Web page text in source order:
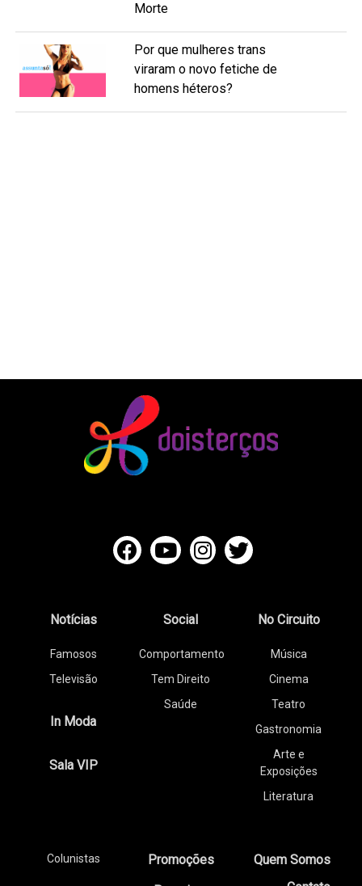
Morte
Por que mulheres trans
viraram o novo fetiche de
homens héteros?
Notícias
Famosos
Televisão
In Moda
Sala VIP
Social
Comportamento
Tem Direito
Saúde
No Circuito
Música
Cinema
Teatro
Gastronomia
Arte e
Exposições
Literatura
Colunistas
Promoções
Quem Somos